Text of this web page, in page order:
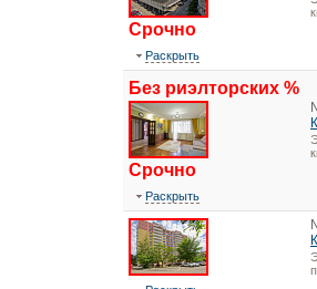
Срочно
Раскрыть
Без риэлторских %
Срочно
Раскрыть